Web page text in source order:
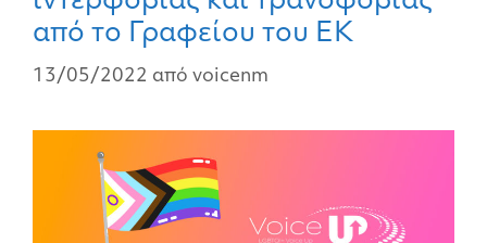
από το Γραφείου του ΕΚ
13/05/2022 από voicenm